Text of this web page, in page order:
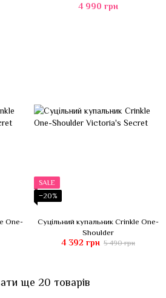
4 990 грн
One-
SALE
−20%
Суцільний купальник Crinkle One-
Shoulder
4 392 грн 5 490 грн
ще 20 товарів